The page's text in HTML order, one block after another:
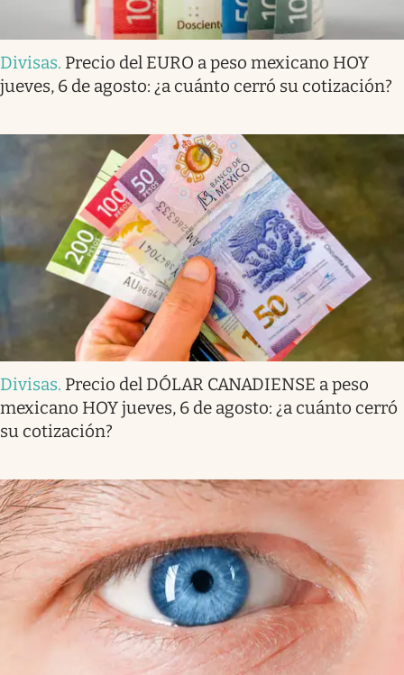
Divisas. Precio del EURO a peso mexicano HOY
jueves, 6 de agosto: ¿a cuánto cerró su cotización?
Divisas. Precio del DÓLAR CANADIENSE a peso
mexicano HOY jueves, 6 de agosto: ¿a cuánto cerró
su cotización?